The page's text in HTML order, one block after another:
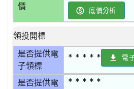
價
底價分析
領投開標
是否提供電
子領標
* * * * * 電
是否提供電
* * * * *